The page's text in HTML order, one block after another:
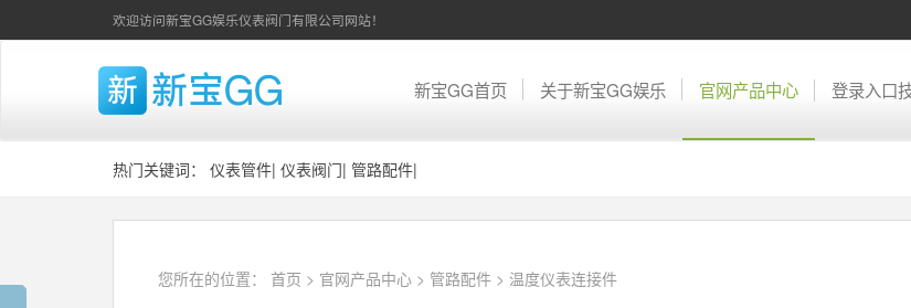
欢迎访问新宝GG娱乐仪表阀门有限公司网站！
新宝GG首页 关于新宝GG娱乐 官网产品中心 登录入口
热门关键词： 仪表管件| 仪表阀门| 管路配件|
您所在的位置： 首页 > 官网产品中心 > 管路配件 > 温度仪表连接件